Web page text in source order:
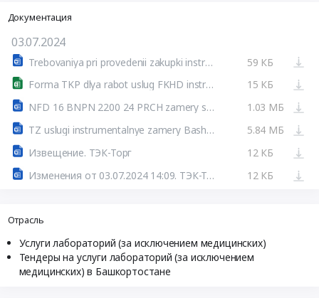
Документация
03.07.2024
Trebovaniya pri provedenii zakupki instrumentalnye zamery 2024.doc
59 КБ
Forma TKP dlya rabot uslug FKHD instrumentalnye zamery 2024.xlsx
15 КБ
NFD 16 BNPN 2200 24 PRCH zamery shum vozdeystviya.doc
1.03 МБ
TZ uslugi instrumentalnye zamery BashNIPI 2024[1].docx
5.84 МБ
Извещение. ТЭК-Торг
12 КБ
Изменения от 03.07.2024 14:09. ТЭК-Торг
12 КБ
Отрасль
Услуги лабораторий (за исключением медицинских)
Тендеры на услуги лабораторий (за исключением
медицинских) в Башкортостане